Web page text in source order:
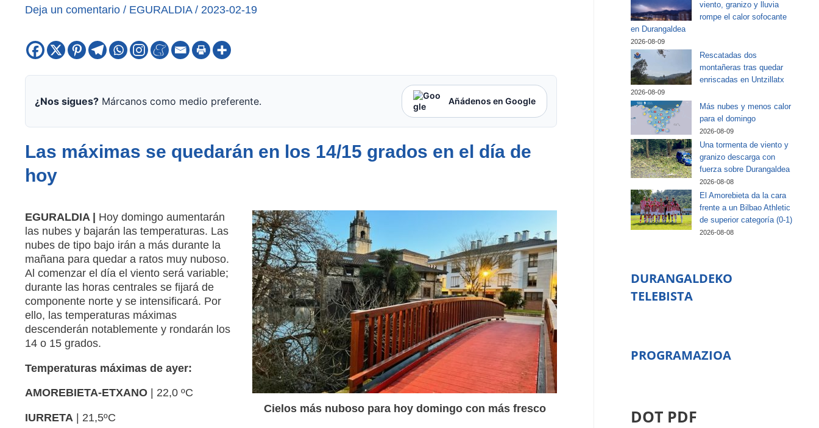
Deja un comentario / EGURALDIA/ 2023-02-19
¿Nos sigues?Márcanos como medio preferente. Añádenos en Google
Las máximas se quedarán en los 14/15 grados en el día de
hoy
Cielos más nuboso para hoy domingo con más fresco
EGURALDIA | Hoy domingo aumentarán
las nubes y bajarán las temperaturas. Las
nubes de tipo bajo irán a más durante la
mañana para quedar a ratos muy nuboso.
Al comenzar el día el viento será variable;
durante las horas centrales se fijará de
componente norte y se intensificará. Por
ello, las temperaturas máximas
descenderán notablemente y rondarán los
14 o 15 grados.
Temperaturas máximas de ayer:
AMOREBIETA-ETXANO| 22,0 ºC
IURRETA| 21,5ºC
viento, granizo y lluvia
rompe el calor sofocante
en Durangaldea
2026-08-09
Rescatadas dos
montañeras tras quedar
enriscadas en Untzillatx
2026-08-09
Más nubes y menos calor
para el domingo
2026-08-09
Una tormenta de viento y
granizo descarga con
fuerza sobre Durangaldea
2026-08-08
El Amorebieta da la cara
frente a un Bilbao Athletic
de superior categoría (0-1)
2026-08-08
DURANGALDEKO
TELEBISTA
PROGRAMAZIOA
DOT PDF